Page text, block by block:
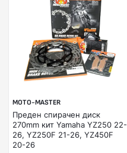
MOTO-MASTER
Преден спирачен диск
270mm кит Yamaha YZ250 22-
26, YZ250F 21-26, YZ450F
20-26